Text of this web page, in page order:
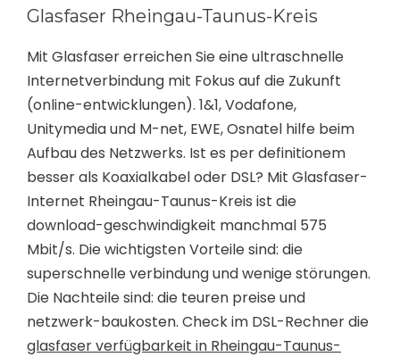
Glasfaser Rheingau-Taunus-Kreis
Mit Glasfaser erreichen Sie eine ultraschnelle
Internetverbindung mit Fokus auf die Zukunft
(online-entwicklungen). 1&1, Vodafone,
Unitymedia und M-net, EWE, Osnatel hilfe beim
Aufbau des Netzwerks. Ist es per definitionem
besser als Koaxialkabel oder DSL? Mit Glasfaser-
Internet Rheingau-Taunus-Kreis ist die
download-geschwindigkeit manchmal 575
Mbit/s. Die wichtigsten Vorteile sind: die
superschnelle verbindung und wenige störungen.
Die Nachteile sind: die teuren preise und
netzwerk-baukosten. Check im DSL-Rechner die
glasfaser verfügbarkeit in Rheingau-Taunus-